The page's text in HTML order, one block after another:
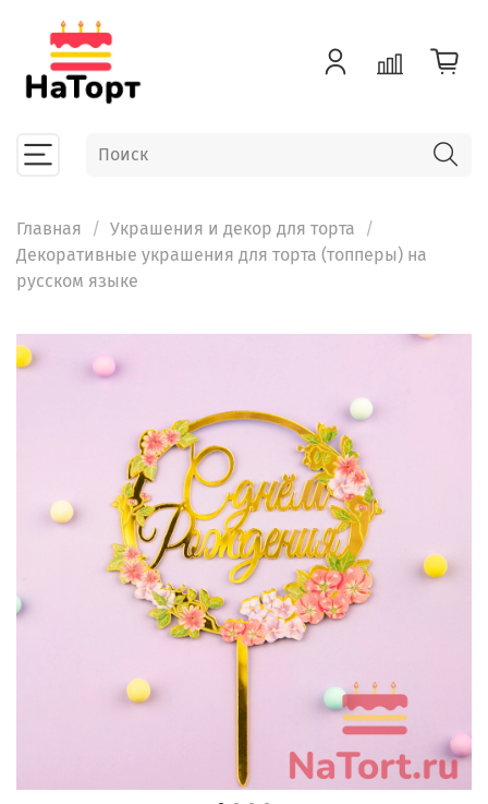
Главная
Украшения и декор для торта
Декоративные украшения для торта (топперы) на
русском языке